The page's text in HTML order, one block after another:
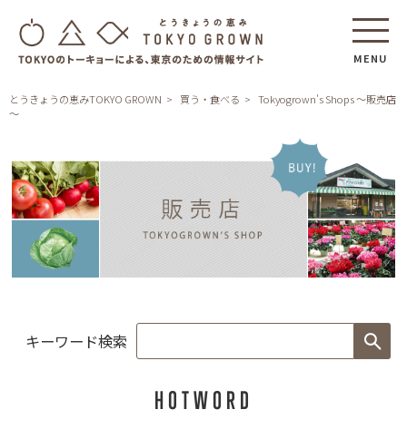
MENU
とうきょうの恵みTOKYO GROWN 買う・食べる
Tokyogrown's Shops ～販売店
～
キーワード検索
HOTWORD